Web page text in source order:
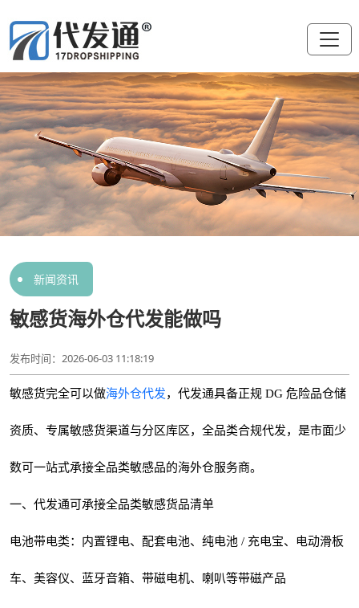
新闻资讯
敏感货海外仓代发能做吗
发布时间：2026-06-03 11:18:19
敏感货完全可以做海外仓代发，代发通具备正规 DG 危险品仓储
资质、专属敏感货渠道与分区库区，全品类合规代发，是市面少
数可一站式承接全品类敏感品的海外仓服务商。
一、代发通可承接全品类敏感货品清单
电池带电类：内置锂电、配套电池、纯电池 / 充电宝、电动滑板
车、美容仪、蓝牙音箱、带磁电机、喇叭等带磁产品